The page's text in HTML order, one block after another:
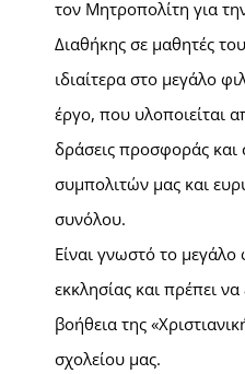
τον Μητροπολίτη για
Διαθήκης σε μαθητές
ιδιαίτερα στο μεγάλο
έργο, που υλοποιείται
δράσεις προσφοράς και
συμπολιτών μας και
συνόλου.
Είναι γνωστό το
εκκλησίας και πρέπει
βοήθεια της
σχολείου μας.